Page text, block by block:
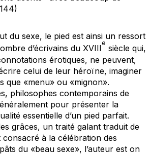
du sexe, le pied est ainsi un ressort
d’écrivains du XVIII
e
siècle qui,
érotiques, ne peuvent,
celui de leur héroïne, imaginer
que «menu» ou «mignon».
philosophes contemporains de
pour présenter la
essentielle d’un pied parfait.
grâces, un traité galant traduit de
consacré à la célébration des
du «beau sexe», l’auteur est on